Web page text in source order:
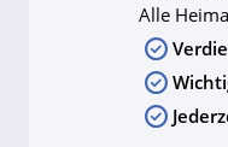
Alle